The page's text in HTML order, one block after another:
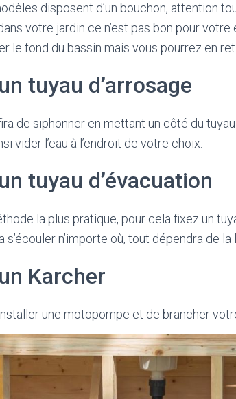
disposent d’un bouchon, attention
votre jardin ce n’est pas bon pour
le fond du bassin mais vous pourrez en
tuyau d’arrosage
de siphonner en mettant un côté du tuyau
vider l’eau à l’endroit de votre choix.
tuyau d’évacuation
la plus pratique, pour cela fixez un
s’écouler n’importe où, tout dépendra de
Karcher
une motopompe et de brancher